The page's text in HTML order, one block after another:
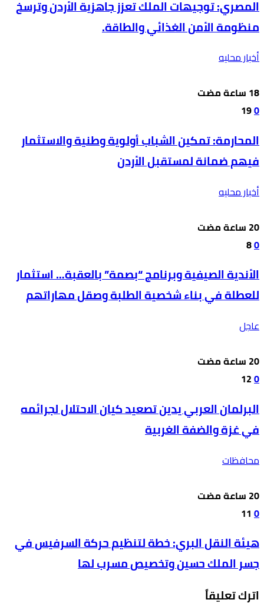
المصري: توجيهات الملك تعزز جاهزية الأردن وترسخ
منظومة الأمن الغذائي والطاقة.
أخبار محليه
0
19
المحارمة: تمكين الشباب أولوية وطنية والاستثمار
فيهم ضمانة لمستقبل الأردن
أخبار محليه
0
8
الأندية الصيفية وبرنامج “بصمة” بالعقبة… استثمار
للعطلة في بناء شخصية الطلبة وصقل مهاراتهم
عاجل
0
12
البرلمان العربي يدين تصعيد كيان الاحتلال لجرائمه
في غزة والضفة الغربية
محافظات
0
11
هيئة النقل البري: خطة لتنظيم حركة السرفيس في
جسر الملك حسين وتخصيص مسرب لها
اترك تعليقاً